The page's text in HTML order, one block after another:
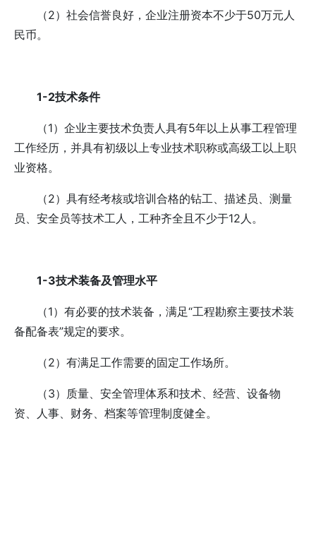
（2）社会信誉良好，企业注册资本不少于50万元人
民币。
1-2技术条件
（1）企业主要技术负责人具有5年以上从事工程管理
工作经历，并具有初级以上专业技术职称或高级工以上职
业资格。
（2）具有经考核或培训合格的钻工、描述员、测量
员、安全员等技术工人，工种齐全且不少于12人。
1-3技术装备及管理水平
（1）有必要的技术装备，满足“工程勘察主要技术装
备配备表”规定的要求。
（2）有满足工作需要的固定工作场所。
（3）质量、安全管理体系和技术、经营、设备物
资、人事、财务、档案等管理制度健全。